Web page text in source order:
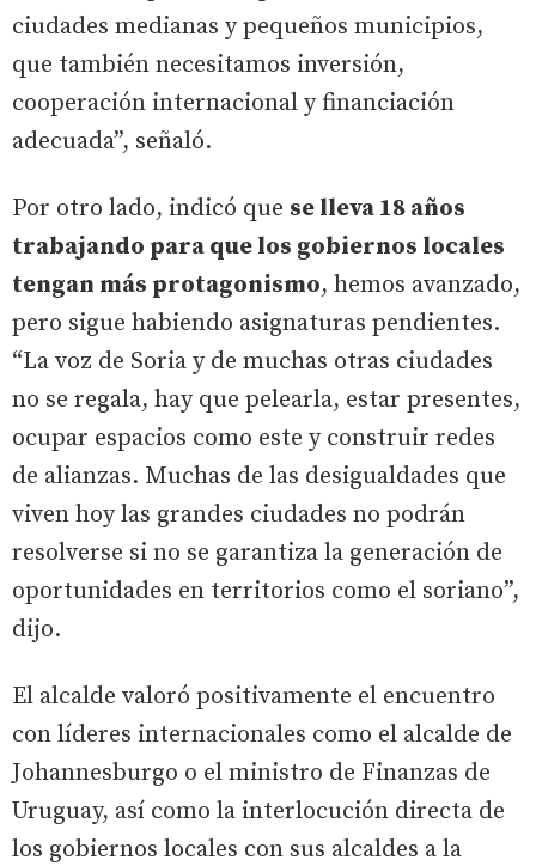
ciudades medianas y pequeños municipios,
que también necesitamos inversión,
cooperación internacional y financiación
adecuada”, señaló.
Por otro lado, indicó que se lleva 18 años
trabajando para que los gobiernos locales
tengan más protagonismo, hemos avanzado,
pero sigue habiendo asignaturas pendientes.
“La voz de Soria y de muchas otras ciudades
no se regala, hay que pelearla, estar presentes,
ocupar espacios como este y construir redes
de alianzas. Muchas de las desigualdades que
viven hoy las grandes ciudades no podrán
resolverse si no se garantiza la generación de
oportunidades en territorios como el soriano”,
dijo.
El alcalde valoró positivamente el encuentro
con líderes internacionales como el alcalde de
Johannesburgo o el ministro de Finanzas de
Uruguay, así como la interlocución directa de
los gobiernos locales con sus alcaldes a la